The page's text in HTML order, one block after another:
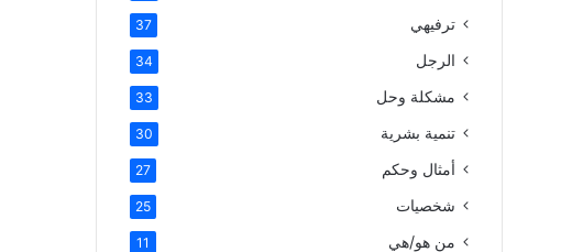
ترفيهي 37
الرجل 34
مشكلة وحل 33
تنمية بشرية 30
أمثال وحكم 27
شخصيات 25
من هو/هي 11